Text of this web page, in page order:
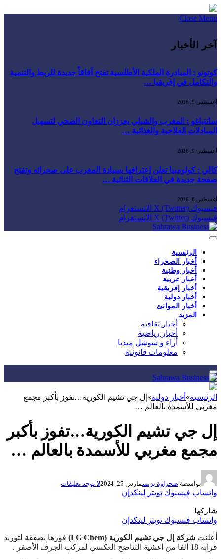
Close Menu
آخر الأخبار
كوتونو : المبادرة الملكية الأطلسية تفتح آفاقاً جديدة للربط والتنمية
والتكامل في إفريقيا …
أغسطس 9, 2026
سانتياغو : المغرب والشيلي يعززان التعاون الصحي لتسهيل
المبادلات الفلاحية والغذائية …
أغسطس 9, 2026
كالي : كولومبيا تعلن إعترافها بسيادة المغرب على صحرائه وتفتح
صفحة جديدة في العلاقات الثنائية …
أغسطس 8, 2026
فيسبوك X (Twitter) الانستغرام
فيسبوك X (Twitter) الانستغرام
الرئيسية
أخبار الصحراء
أخبار وطنية
أخبار عربية
أخبار إفريقية
أخبار دولية
أخبار الموانئ
المزيد
أخبار ثقافية
أخبار رياضية
أراء و سوشل ميديا
معلومات قانونية
الرئيسية» أخبار دولية» إل جي تشيم الكورية…تفوز بأكبر مجمع
مغربي للأسمدة بالعالم …
إل جي تشيم الكورية…تفوز بأكبر
مجمع مغربي للأسمدة بالعالم …
بواسطة صحراوة بزنسمارس 25, 2024 لا توجد تعليقات
واتساب فيسبوك تويتر لينكدإن
شاركها
واتساب فيسبوك تويتر لينكدإن
أعلنتشركة إل جي تشيم الكورية (LG Chem)
فوزها بصفقة لتوريد
قرابة 18 ألفا من أغشية التناضح العكسي لمركب الجرف الأصفر .